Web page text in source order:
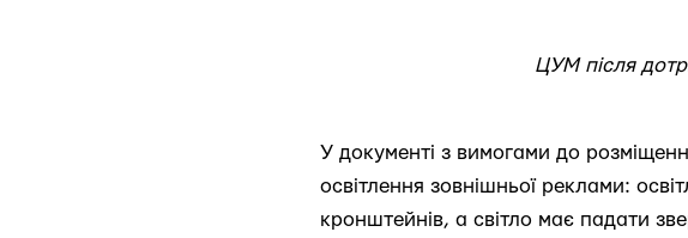
ЦУМ після
У документі з вимогами до
освітлення зовнішньої реклами:
кронштейнів, а світло має падати